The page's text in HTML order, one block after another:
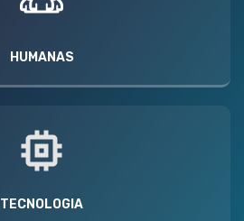
HUMANAS
TECNOLOGIA